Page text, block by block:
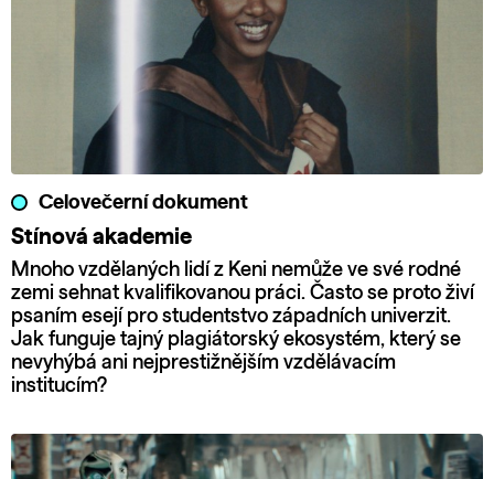
Celovečerní dokument
Stínová akademie
Mnoho vzdělaných lidí z Keni nemůže ve své rodné
zemi sehnat kvalifikovanou práci. Často se proto živí
psaním esejí pro studentstvo západních univerzit.
Jak funguje tajný plagiátorský ekosystém, který se
nevyhýbá ani nejprestižnějším vzdělávacím
institucím?